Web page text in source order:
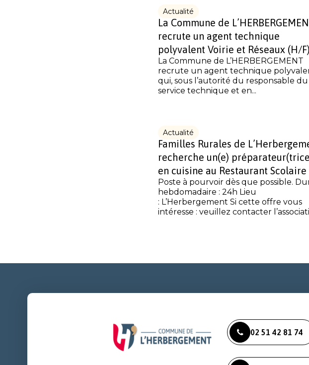
Actualité
La Commune de
recrute un agent technique
polyvalent Voirie et Réseaux (H/
La Commune de L’HERBERGEMENT
recrute un agent technique
qui, sous l’autorité du responsable du
service technique et en...
Actualité
Familles Rurales de
recherche un(e)
en cuisine au Restaurant Scolaire
Poste à pourvoir dès que possible.
hebdomadaire : 24h Lieu
: L’Herbergement Si cette offre vous
intéresse : veuillez contacter
02 51 42 81 74